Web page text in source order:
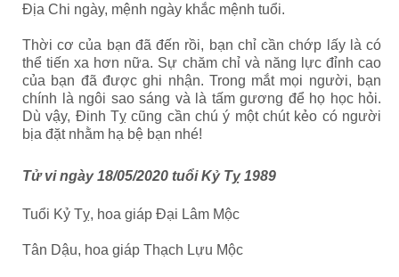
Địa Chi ngày, mệnh ngày khắc mệnh tuổi.
Thời cơ của bạn đã đến rồi, bạn chỉ cần chớp lấy là có
thể tiến xa hơn nữa. Sự chăm chỉ và năng lực đỉnh cao
của bạn đã được ghi nhận. Trong mắt mọi người, bạn
chính là ngôi sao sáng và là tấm gương để họ học hỏi.
Dù vậy, Đinh Tỵ cũng cần chú ý một chút kẻo có người
bịa đặt nhằm hạ bệ bạn nhé!
Tử vi ngày 18/05/2020 tuổi Kỷ Tỵ 1989
Tuổi Kỷ Tỵ, hoa giáp Đại Lâm Mộc
Tân Dậu, hoa giáp Thạch Lựu Mộc